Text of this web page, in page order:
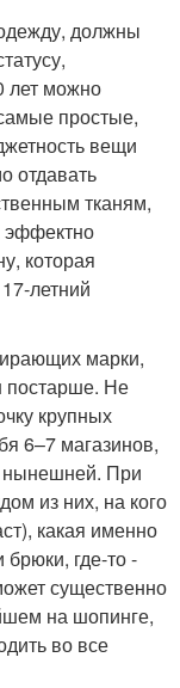
должны
лет можно
простые,
вещи
отдавать
тканям,
эффектно
которая
летний
марки,
постарше. Не
крупных
6–7 магазинов,
нынешней. При
из них, на кого
какая именно
где-то -
существенно
на шопинге,
во все